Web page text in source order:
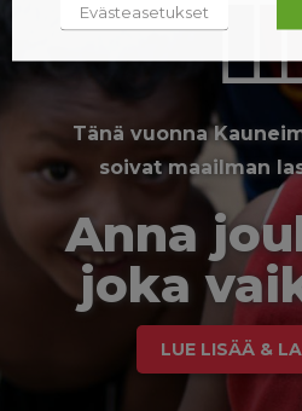
Tänä vuonna
soivat maailman
Anna
joka
LUE LISÄÄ &
Evästeasetukset